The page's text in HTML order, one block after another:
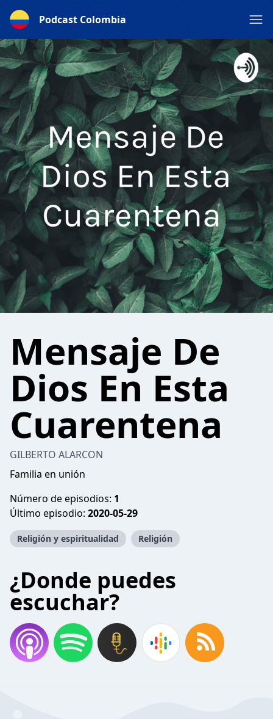
Podcast Colombia
Mensaje De
Dios En Esta
Cuarentena
GILBERTO ALARCON
Familia en unión
Número de episodios: 1
Último episodio: 2020-05-29
Religión y espiritualidad Religión
¿Donde puedes
escuchar?